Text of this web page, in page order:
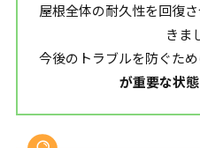
屋根全体の耐久性を回復
きま
今後のトラブルを防ぐため
が重要な状態